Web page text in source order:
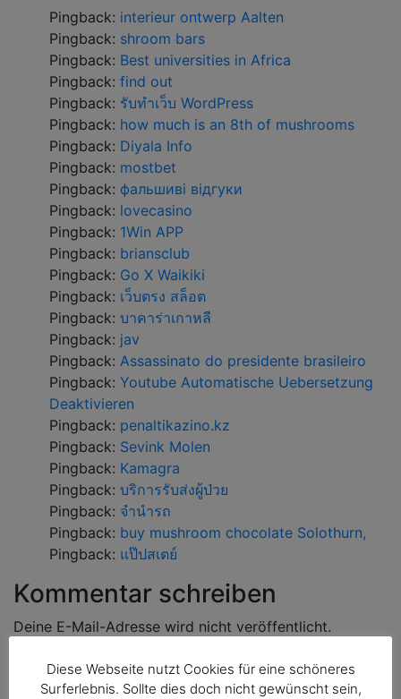
Pingback: interieur ontwerp Aalten
Pingback: shroom bars
Pingback: Best universities in Africa
Pingback: find out
Pingback: รับทำเว็บ WordPress
Pingback: how much is an 8th of mushrooms
Pingback: Diyala Info
Pingback: mostbet
Pingback: фальшиві відгуки
Pingback: lovecasino
Pingback: 1Win APP
Pingback: briansclub
Pingback: Go X Waikiki
Pingback: เว็บตรง สล็อต
Pingback: บาคาร่าเกาหลี
Pingback: jav
Pingback: Assassinato do presidente brasileiro
Pingback: Youtube Automatische Uebersetzung
Deaktivieren
Pingback: penaltikazino.kz
Pingback: Sevink Molen
Pingback: Kamagra
Pingback: บริการรับส่งผู้ป่วย
Pingback: จำนำรถ
Pingback: buy mushroom chocolate Solothurn,
Pingback: แป๊ปสเตย์
Kommentar schreiben
Deine E-Mail-Adresse wird nicht veröffentlicht.
Diese Webseite nutzt Cookies für eine schöneres
Surferlebnis. Sollte dies doch nicht gewünscht sein,